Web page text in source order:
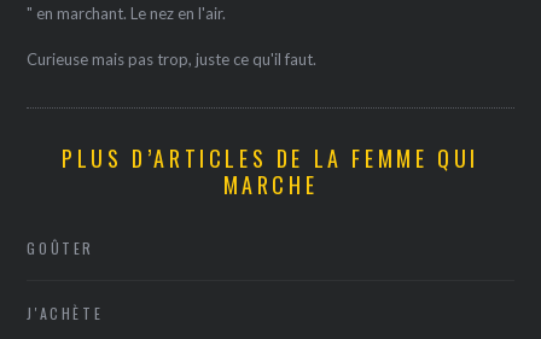
" en marchant. Le nez en l'air.
Curieuse mais pas trop, juste ce qu'il faut.
PLUS D’ARTICLES DE LA FEMME QUI
MARCHE
GOÛTER
J'ACHÈTE